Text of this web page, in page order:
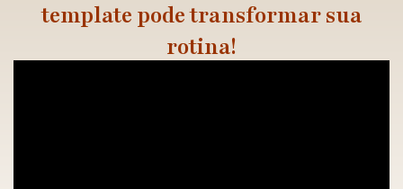
template pode transformar sua
rotina!